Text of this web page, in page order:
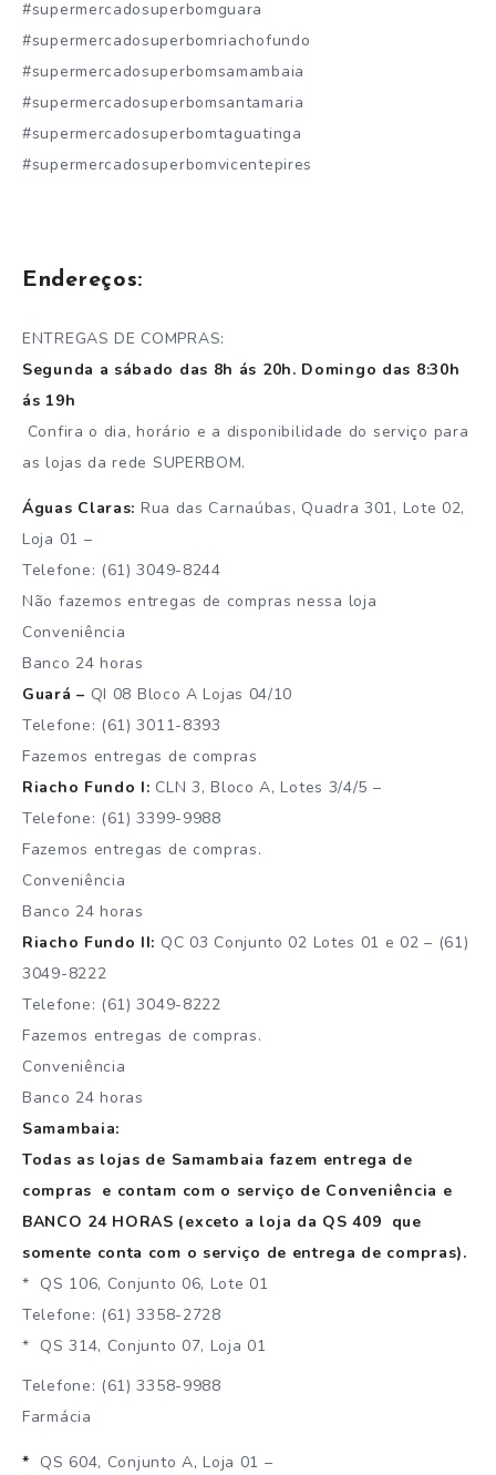
#supermercadosuperbomguara
#supermercadosuperbomriachofundo
#supermercadosuperbomsamambaia
#supermercadosuperbomsantamaria
#supermercadosuperbomtaguatinga
#supermercadosuperbomvicentepires
Endereços:
ENTREGAS DE COMPRAS:
Segunda a sábado das 8h ás 20h. Domingo das 8:30h
ás 19h
Confira o dia, horário e a disponibilidade do serviço para
as lojas da rede SUPERBOM.
Águas Claras: Rua das Carnaúbas, Quadra 301, Lote 02,
Loja 01 –
Telefone: (61) 3049-8244
Não fazemos entregas de compras nessa loja
Conveniência
Banco 24 horas
Guará – QI 08 Bloco A Lojas 04/10
Telefone: (61) 3011-8393
Fazemos entregas de compras
Riacho Fundo I: CLN 3, Bloco A, Lotes 3/4/5 –
Telefone: (61) 3399-9988
Fazemos entregas de compras.
Conveniência
Banco 24 horas
Riacho Fundo II: QC 03 Conjunto 02 Lotes 01 e 02 – (61)
3049-8222
Telefone: (61) 3049-8222
Fazemos entregas de compras.
Conveniência
Banco 24 horas
Samambaia:
Todas as lojas de Samambaia fazem entrega de
compras e contam com o serviço de Conveniência e
BANCO 24 HORAS (exceto a loja da QS 409 que
somente conta com o serviço de entrega de compras).
* QS 106, Conjunto 06, Lote 01
Telefone: (61) 3358-2728
* QS 314, Conjunto 07, Loja 01
Telefone: (61) 3358-9988
Farmácia
* QS 604, Conjunto A, Loja 01 –